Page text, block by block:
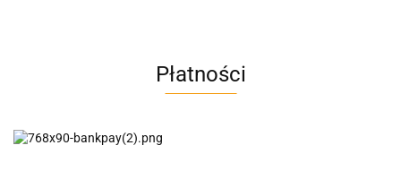
AC EasyLine
Płatności